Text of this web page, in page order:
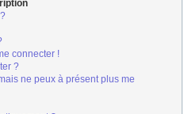
connecter !
?
ne peux à présent plus me